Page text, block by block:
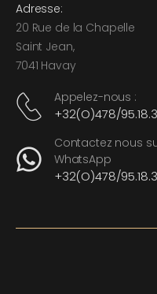
Adresse:
20 Rue de la Chapelle
Saint Jean,
7041 Havay
Appelez-nous :
+32(O)478/
Contactez nous
WhatsApp
+32(O)478/